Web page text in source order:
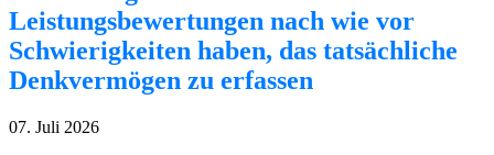
Leistungsbewertungen nach wie vor
Schwierigkeiten haben, das tatsächliche
Denkvermögen zu erfassen
07. Juli 2026